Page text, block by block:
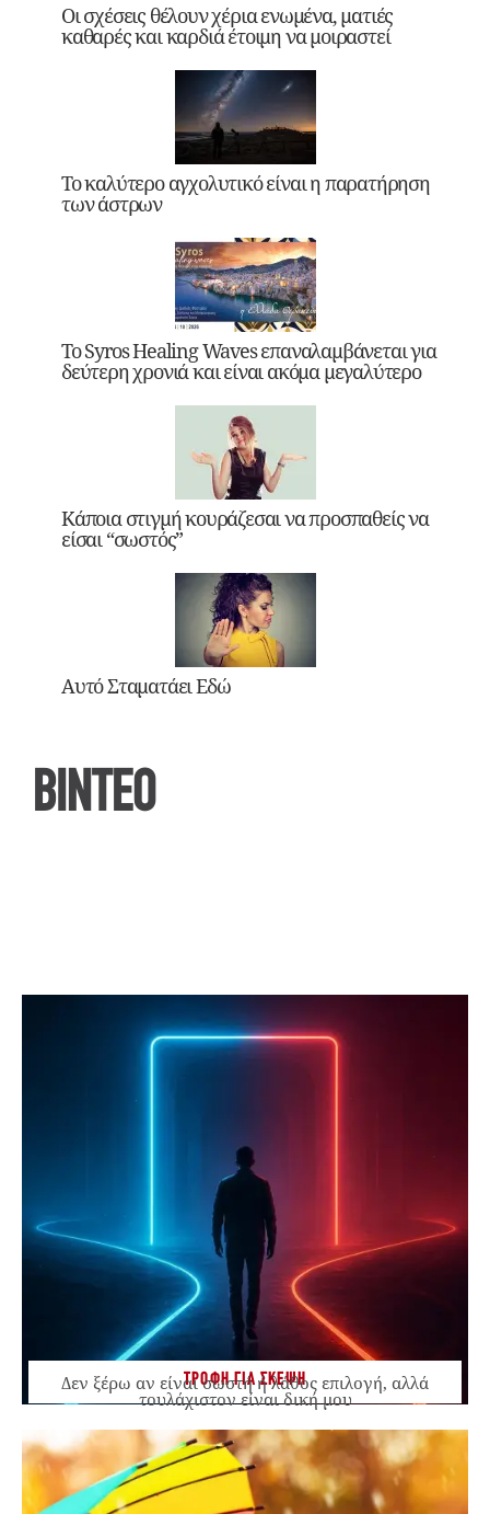
Οι σχέσεις θέλουν χέρια ενωμένα, ματιές
καθαρές και καρδιά έτοιμη να μοιραστεί
Το καλύτερο αγχολυτικό είναι η παρατήρηση
των άστρων
Το Syros Healing Waves επαναλαμβάνεται για
δεύτερη χρονιά και είναι ακόμα μεγαλύτερο
Κάποια στιγμή κουράζεσαι να προσπαθείς να
είσαι “σωστός”
Αυτό Σταματάει Εδώ
ΒΙΝΤΕΟ
ΤΡΟΦΗ ΓΙΑ ΣΚΕΨΗ
Δεν ξέρω αν είναι σωστή ή λάθος επιλογή, αλλά
τουλάχιστον είναι δική μου